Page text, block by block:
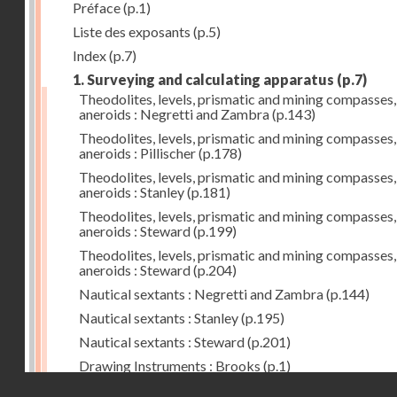
Préface(p.1)
Liste des exposants (p.5)
Index(p.7)
1. Surveying and calculating apparatus (p.7)
Theodolites, levels, prismatic and mining compasses,
aneroids : Negretti and Zambra(p.143)
Theodolites, levels, prismatic and mining compasses,
aneroids : Pillischer(p.178)
Theodolites, levels, prismatic and mining compasses,
aneroids : Stanley(p.181)
Theodolites, levels, prismatic and mining compasses,
aneroids : Steward(p.199)
Theodolites, levels, prismatic and mining compasses,
aneroids : Steward(p.204)
Nautical sextants : Negretti and Zambra(p.144)
Nautical sextants : Stanley(p.195)
Nautical sextants : Steward(p.201)
Drawing Instruments : Brooks (p.1)